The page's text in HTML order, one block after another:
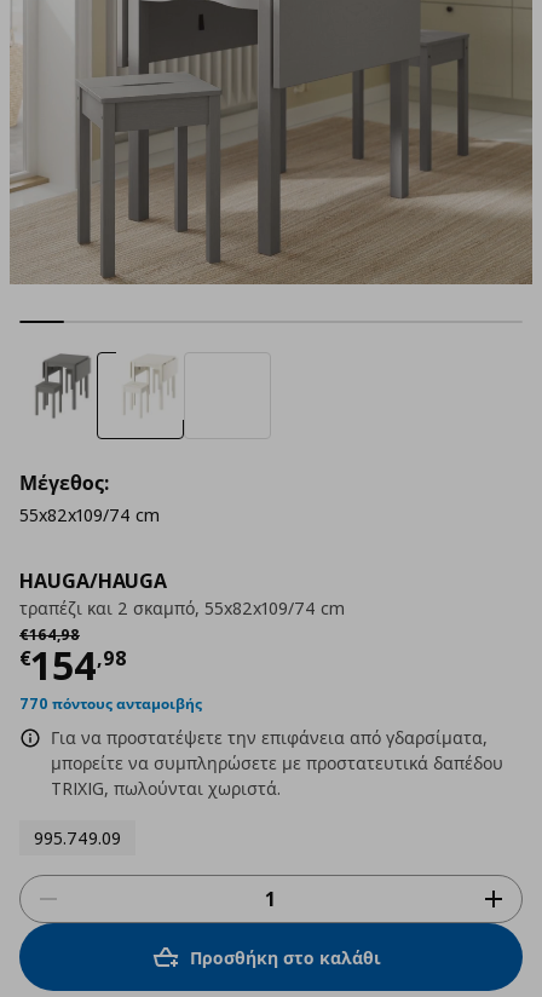
HAUGA/HAUGA
τραπέζι και 2 σκαμπό, 55x82x109/74 cm
€164,98
Αρχική τιμή
€154,98
Τρέχουσα τιμή
770 πόντους ανταμοιβής
Για να προστατέψετε την επιφάνεια από γδαρσίματα,
μπορείτε να συμπληρώσετε με προστατευτικά δαπέδου
TRIXIG, πωλούνται χωριστά.
995.749.09
Μέγεθος:
55x82x109/74 cm
Προσθήκη στο καλάθι